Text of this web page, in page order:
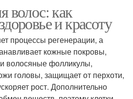
волос: как
и красоту
процессы регенерации, а
кожные покровы,
волосяные фолликулы,
головы, защищает от перхоти,
рост. Дополнительно